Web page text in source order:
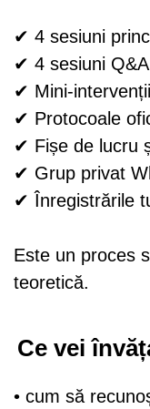
✔ 4 sesiuni
✔ 4 sesiuni
✔ Mini-
✔ Protocoale
✔ Fișe de lucru
✔ Grup privat
✔ Înregistrările
Este un proces
teoretică.
Ce vei
• cum să